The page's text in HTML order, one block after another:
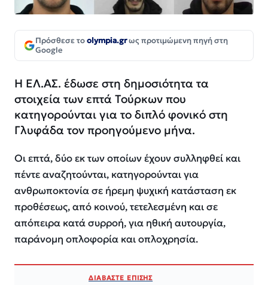
Πρόσθεσε τοolympia.grως προτιμώμενη πηγή στη
Google
Η ΕΛ.ΑΣ. έδωσε στη δημοσιότητα τα
στοιχεία των επτά Τούρκων που
κατηγορούνται για το διπλό φονικό στη
Γλυφάδα τον προηγούμενο μήνα.
Οι επτά, δύο εκ των οποίων έχουν συλληφθεί και
πέντε αναζητούνται, κατηγορούνται για
ανθρωποκτονία σε ήρεμη ψυχική κατάσταση εκ
προθέσεως, από κοινού, τετελεσμένη και σε
απόπειρα κατά συρροή, για ηθική αυτουργία,
παράνομη οπλοφορία και οπλοχρησία.
ΔΙΑΒΑΣΤΕ ΕΠΙΣΗΣ